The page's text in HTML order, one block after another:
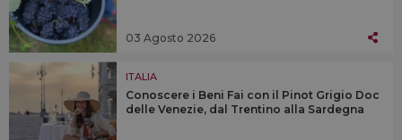
03 Agosto 2026
ITALIA
Conoscere i Beni Fai con il Pinot Grigio Doc
delle Venezie, dal Trentino alla Sardegna